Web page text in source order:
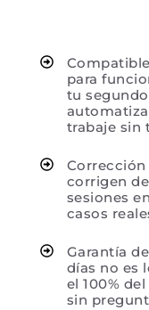
para
tu
trabaje sin
corrigen
sesiones
casos
Garantía
días no es
el 100%
sin